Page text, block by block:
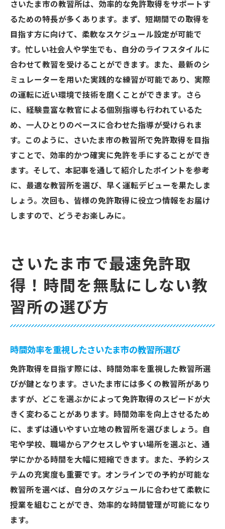
さいたま市の教習所は、効率的な免許取得をサポートす
るための特長が多くあります。まず、短期間での取得を
目指す方に向けて、柔軟なスケジュール設定が可能で
す。忙しい社会人や学生でも、自分のライフスタイルに
合わせて教習を受けることができます。また、最新のシ
ミュレーターを用いた実践的な練習が可能であり、実際
の運転に近い環境で技術を磨くことができます。さら
に、経験豊富な教官による個別指導も行われているた
め、一人ひとりのペースに合わせた指導が受けられま
す。このように、さいたま市の教習所で免許取得を目指
すことで、効率的かつ確実に免許を手にすることができ
ます。そして、本記事を通して紹介したポイントを参考
に、最適な教習所を選び、早く運転デビューを果たしま
しょう。次回も、皆様の免許取得に役立つ情報をお届け
しますので、どうぞお楽しみに。
さいたま市で最速免許取
得！時間を無駄にしない教
習所の選び方
時間効率を重視したさいたま市の教習所選び
免許取得を目指す際には、時間効率を重視した教習所選
びが鍵となります。さいたま市には多くの教習所があり
ますが、どこを選ぶかによって免許取得のスピードが大
きく変わることがあります。時間効率を向上させるため
に、まずは通いやすい立地の教習所を選びましょう。自
宅や学校、職場からアクセスしやすい場所を選ぶと、通
学にかかる時間を大幅に短縮できます。また、予約シス
テムの充実度も重要です。オンラインでの予約が可能な
教習所を選べば、自分のスケジュールに合わせて柔軟に
授業を組むことができ、効率的な時間管理が可能になり
ます。